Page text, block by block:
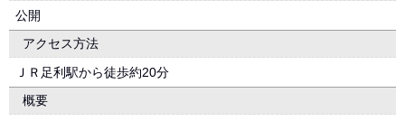
公開
アクセス方法
ＪＲ足利駅から徒歩約20分
概要